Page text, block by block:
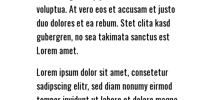
voluptua. At vero eos et accusam et justo
duo dolores et ea rebum. Stet clita kasd
gubergren, no sea takimata sanctus est
Lorem amet.
Lorem ipsum dolor sit amet, consetetur
sadipscing elitr, sed diam nonumy eirmod